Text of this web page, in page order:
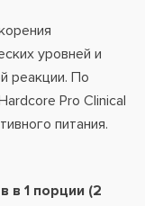
уровней и
реакции. По
Pro Clinical
питания.
в 1 порции (2